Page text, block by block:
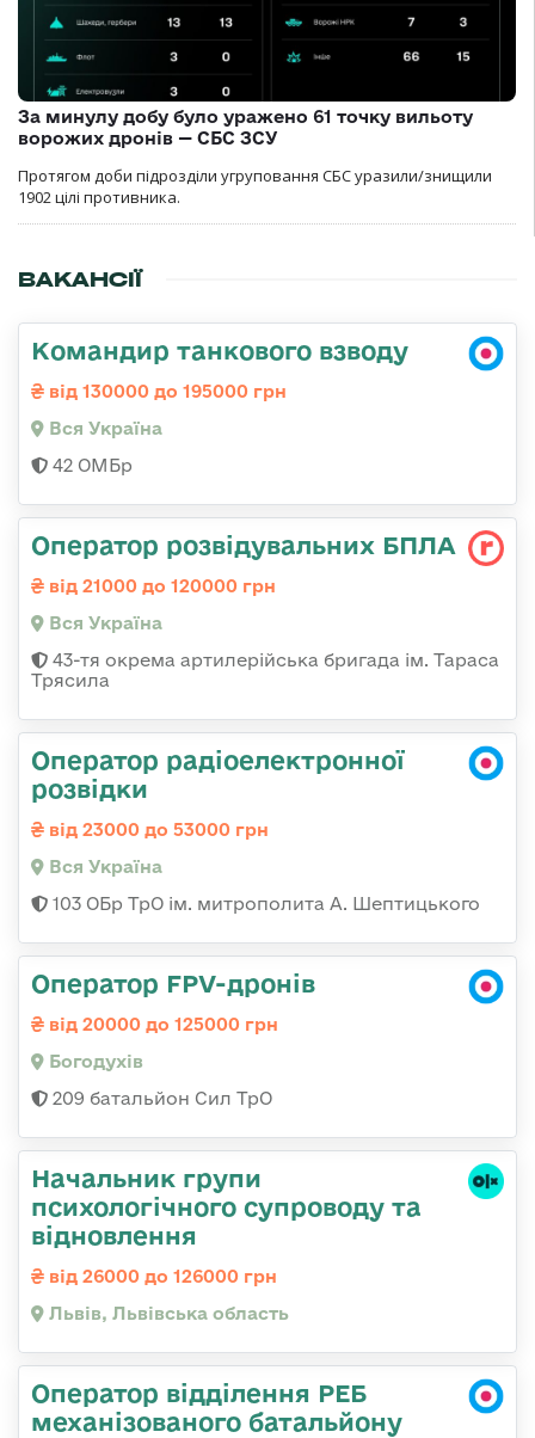
За минулу добу було уражено 61 точку вильоту
ворожих дронів — СБС ЗСУ
Протягом доби підрозділи угруповання СБС уразили/знищили
1902 цілі противника.
ВАКАНСІЇ
Командир танкового взводу
від 130000 до 195000 грн
Вся Україна
42 ОМБр
Оператор розвідувальних БПЛА
від 21000 до 120000 грн
Вся Україна
43-тя окрема артилерійська бригада ім. Тараса
Трясила
Оператор радіоелектронної
розвідки
від 23000 до 53000 грн
Вся Україна
103 ОБр ТрО ім. митрополита А. Шептицького
Оператор FPV-дронів
від 20000 до 125000 грн
Богодухів
209 батальйон Сил ТрО
Начальник групи
психологічного супроводу та
відновлення
від 26000 до 126000 грн
Львів, Львівська область
Оператор відділення РЕБ
механізованого батальйону